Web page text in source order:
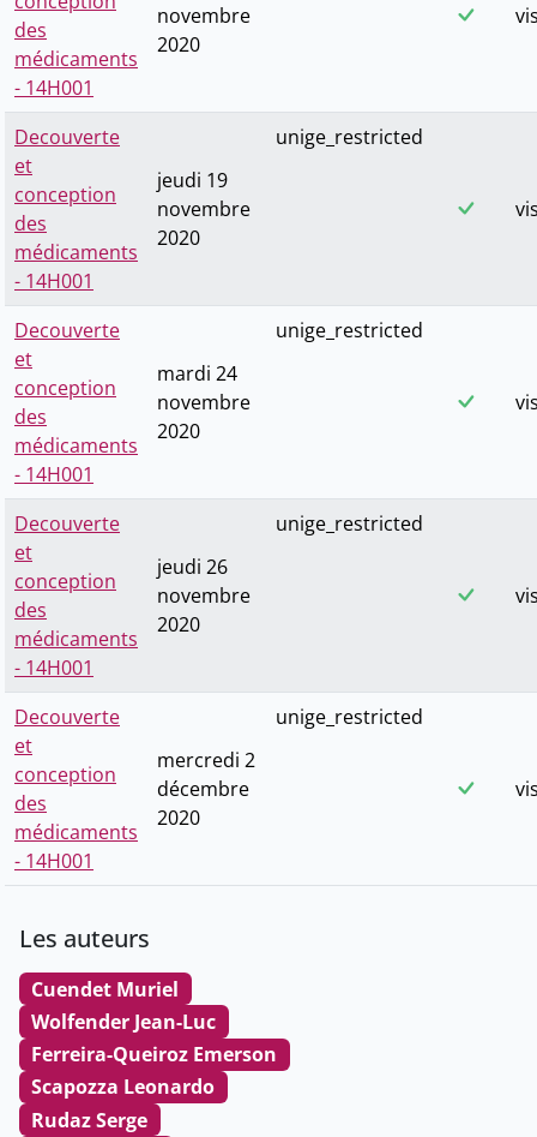
des
médicaments
- 14H001
novembre
2020
Decouverte
et
conception
des
médicaments
- 14H001
jeudi 19
novembre
2020
unige_restricted
Decouverte
et
conception
des
médicaments
- 14H001
mardi 24
novembre
2020
unige_restricted
Decouverte
et
conception
des
médicaments
- 14H001
jeudi 26
novembre
2020
unige_restricted
Decouverte
et
conception
des
médicaments
- 14H001
mercredi 2
décembre
2020
unige_restricted
Les auteurs
Cuendet Muriel
Wolfender Jean-Luc
Ferreira-Queiroz Emerson
Scapozza Leonardo
Rudaz Serge